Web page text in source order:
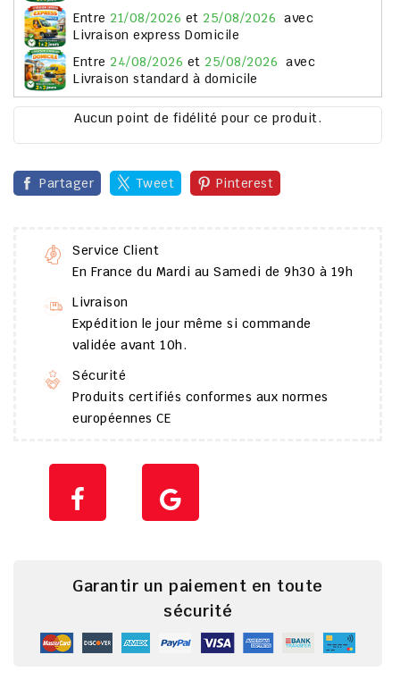
entre 21/08/2026 et 25/08/2026 avec
Livraison express Domicile
entre 24/08/2026 et 25/08/2026 avec
Livraison standard à domicile
Aucun point de fidélité pour ce produit.
Partager Tweet Pinterest
Service Client
En France du Mardi au Samedi de 9h30 à 19h
Livraison
Expédition le jour même si commande
validée avant 10h.
Sécurité
Produits certifiés conformes aux normes
européennes CE
Garantir un paiement en toute
sécurité